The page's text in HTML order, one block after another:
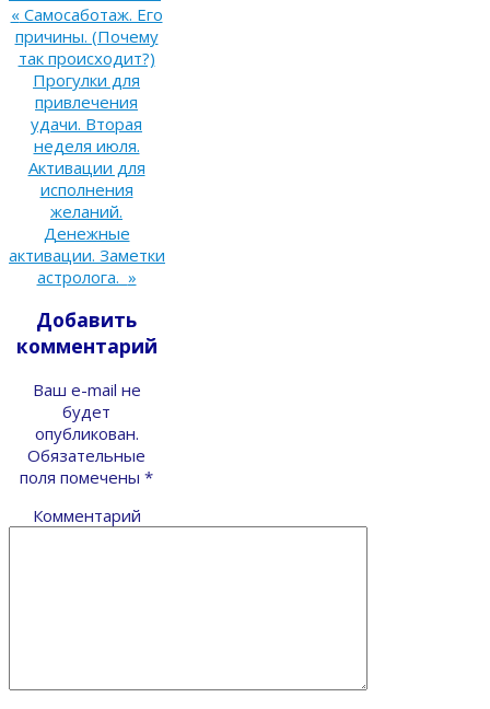
«Самосаботаж. Его
причины. (Почему
так происходит?)
Прогулки для
привлечения
удачи. Вторая
неделя июля.
Активации для
исполнения
желаний.
Денежные
активации. Заметки
астролога. »
Добавить
комментарий
Ваш e-mail не
будет
опубликован.
Обязательные
поля помечены *
Комментарий